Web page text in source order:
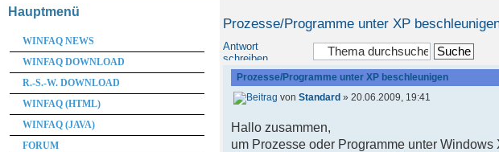
Prozesse/Programme unter XP
Antwort
schreiben
Prozesse/Programme unter XP beschleunigen
vonStandard » 20.06.2009, 19:41
Hallo zusammen,
um Prozesse oder Programme unter
Hauptmenü
WINFAQ NEWS
WINFAQ DOWNLOAD
R.-S.-W. DOWNLOAD
WINFAQ (HTML)
WINFAQ (JAVA)
FORUM